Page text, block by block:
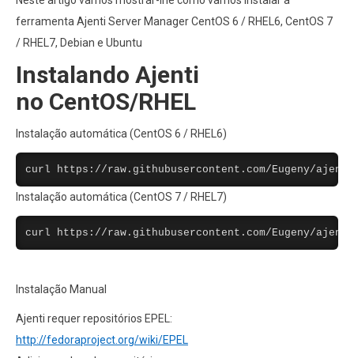
ferramenta Ajenti Server Manager CentOS 6 / RHEL6, CentOS 7
/ RHEL7, Debian e Ubuntu
Instalando Ajenti
no CentOS/RHEL
Instalação automática (CentOS 6 / RHEL6)
curl https://raw.githubusercontent.com/Eugeny/
Instalação automática (CentOS 7 / RHEL7)
curl https://raw.githubusercontent.com/Eugeny/
Instalação Manual
Ajenti requer repositórios EPEL:
http://fedoraproject.org/wiki/EPEL